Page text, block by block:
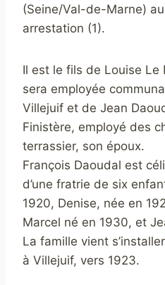
(Seine/Val-de-Marne)
arrestation (1).
Il est le fils de Louise Le
sera employée
Villejuif et de Jean
Finistère, employé des
terrassier, son époux.
François Daoudal est
d’une fratrie de six
1920, Denise, née en
Marcel né en 1930, et
La famille vient
à Villejuif, vers 1923.